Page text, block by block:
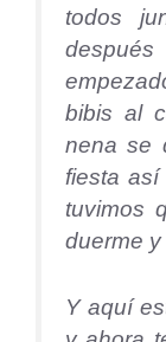
todos
bibis al
nena se
fiesta
tuvimos
duerme y
Y aquí